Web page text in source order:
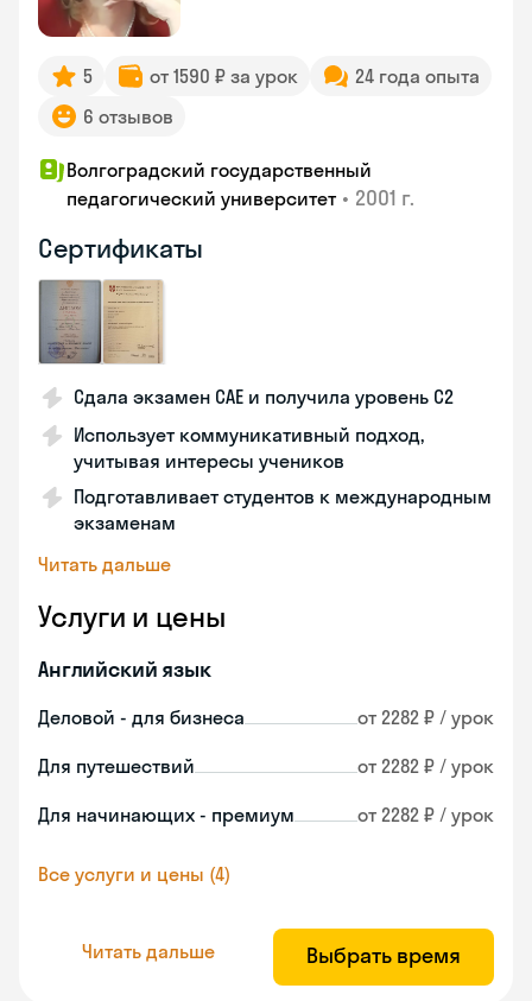
5 от 1590 ₽ за урок
24 года опыта
6 отзывов
Волгоградский государственный
педагогический университет • 2001 г.
Сертификаты
Сдала экзамен CAE и получила уровень С2
Использует коммуникативный подход,
учитывая интересы учеников
Подготавливает студентов к международным
экзаменам
Читать дальше
Услуги и цены
Английский язык
Деловой - для бизнеса от 2282 ₽ / урок
Для путешествий от 2282 ₽ / урок
Для начинающих - премиум от 2282 ₽ / урок
Все услуги и цены (4)
Читать дальше Выбрать время